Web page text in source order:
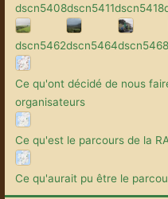
dscn5408dscn5411dscn5418
dscn5462dscn5464dscn5468
Ce qu'ont décidé de nous
organisateurs
Ce qu'est le parcours de la
Ce qu'aurait pu être le